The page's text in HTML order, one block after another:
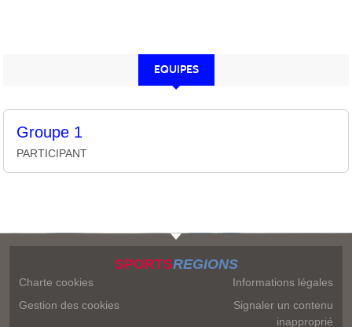
EQUIPES
Groupe 1
PARTICIPANT
SPORTSREGIONS
Charte cookies
Gestion des cookies
Informations légales
Signaler un contenu
inapproprié